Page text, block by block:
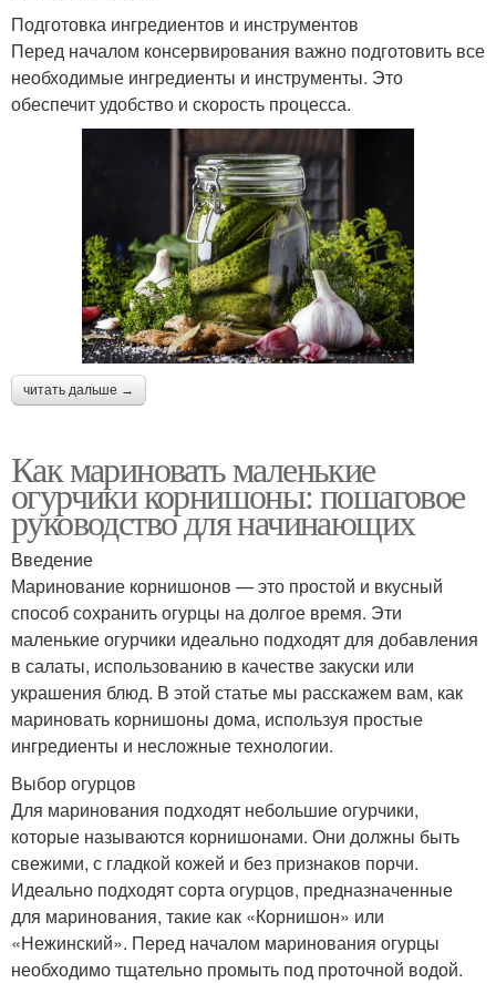
Подготовка ингредиентов и инструментов
Перед началом консервирования важно подготовить все
необходимые ингредиенты и инструменты. Это
обеспечит удобство и скорость процесса.
читать дальше →
Как мариновать маленькие
огурчики корнишоны: пошаговое
руководство для начинающих
Введение
Маринование корнишонов — это простой и вкусный
способ сохранить огурцы на долгое время. Эти
маленькие огурчики идеально подходят для добавления
в салаты, использованию в качестве закуски или
украшения блюд. В этой статье мы расскажем вам, как
мариновать корнишоны дома, используя простые
ингредиенты и несложные технологии.
Выбор огурцов
Для маринования подходят небольшие огурчики,
которые называются корнишонами. Они должны быть
свежими, с гладкой кожей и без признаков порчи.
Идеально подходят сорта огурцов, предназначенные
для маринования, такие как «Корнишон» или
«Нежинский». Перед началом маринования огурцы
необходимо тщательно промыть под проточной водой.